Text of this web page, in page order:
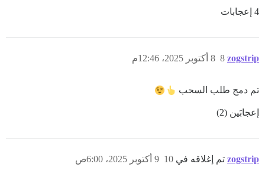
4 إعجابات
zogstrip 8 أكتوبر 2025، 12:46م 8
تم دمج طلب السحب
إعجابَين (2)
zogstrip تم إغلاقه في 9 أكتوبر 2025، 6:00ص 10